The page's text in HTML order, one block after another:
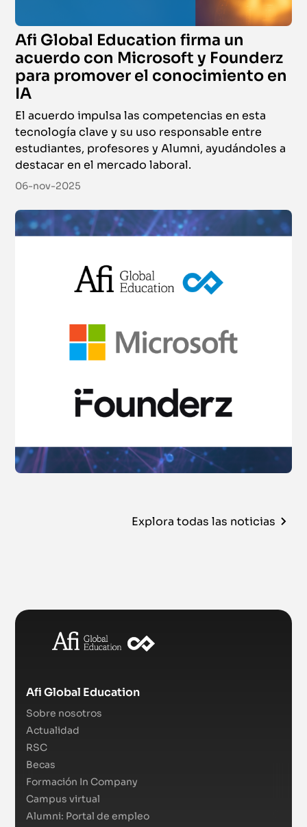
Afi Global Education firma un
acuerdo con Microsoft y Founderz
para promover el conocimiento en
IA
El acuerdo impulsa las competencias en esta
tecnología clave y su uso responsable entre
estudiantes, profesores y Alumni, ayudándoles a
destacar en el mercado laboral.
06-nov-2025
Explora todas las noticias
Afi Global Education
Sobre nosotros
Actualidad
RSC
Becas
Formación In Company
Campus virtual
Alumni: Portal de empleo